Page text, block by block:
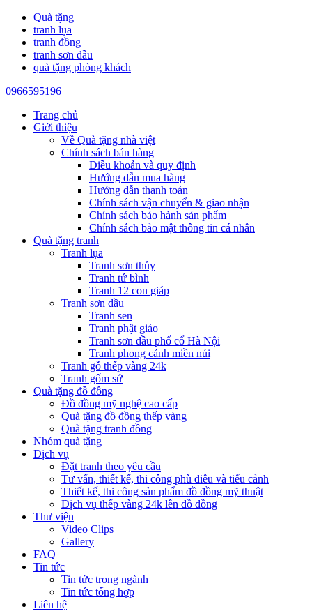
Quà tặng
tranh lụa
tranh đồng
tranh sơn dầu
quà tặng phòng khách
0966595196
Trang chủ
Giới thiệu
Về Quà tặng nhà việt
Chính sách bán hàng
Điều khoản và quy định
Hướng dẫn mua hàng
Hướng dẫn thanh toán
Chính sách vận chuyển & giao nhận
Chính sách bảo hành sản phẩm
Chính sách bảo mật thông tin cá nhân
Quà tặng tranh
Tranh lụa
Tranh sơn thủy
Tranh tứ bình
Tranh 12 con giáp
Tranh sơn dầu
Tranh sen
Tranh phật giáo
Tranh sơn dầu phố cổ Hà Nội
Tranh phong cảnh miền núi
Tranh gỗ thếp vàng 24k
Tranh gốm sứ
Quà tặng đồ đồng
Đồ đồng mỹ nghệ cao cấp
Quà tặng đồ đồng thếp vàng
Quà tặng tranh đồng
Nhóm quà tặng
Dịch vụ
Đặt tranh theo yêu cầu
Tư vấn, thiết kế, thi công phù điêu và tiểu cảnh
Thiết kế, thi công sản phẩm đồ đồng mỹ thuật
Dịch vụ thếp vàng 24k lên đồ đồng
Thư viện
Video Clips
Gallery
FAQ
Tin tức
Tin tức trong ngành
Tin tức tổng hợp
Liên hệ